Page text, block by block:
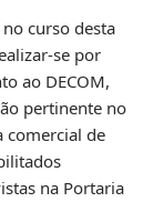
curso desta
se por
ao DECOM,
pertinente no
comercial de
na Portaria